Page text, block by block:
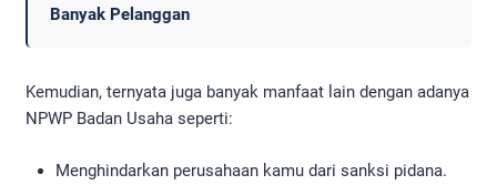
Banyak Pelanggan
Kemudian, ternyata juga banyak manfaat lain dengan adanya
NPWP Badan Usaha seperti:
Menghindarkan perusahaan kamu dari sanksi pidana.